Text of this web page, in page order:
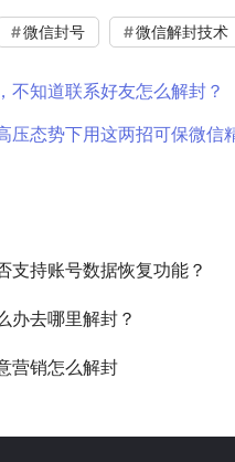
微信封号 微信解封技术
不知道联系好友怎么解封？
压态势下用这两招可保微信
支持账号数据恢复功能？
办去哪里解封？
营销怎么解封